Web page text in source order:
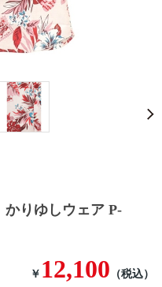
かりゆしウェア P-
￥ 12,100 （税込）